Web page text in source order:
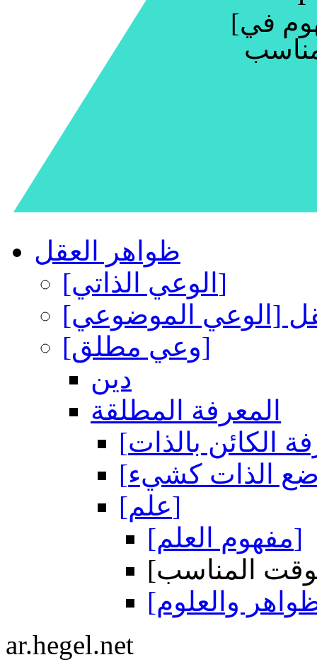
في
ظواهر العقل
[الوعي الذاتي]
[الوعي الموضوعي]
[وعي مطلق]
دين
المعرفة المطلقة
[علم]
[مفهوم العلم]
ar.hegel.net